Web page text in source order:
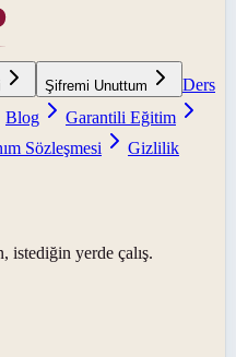
Şifremi Unuttum
Ders
Blog
Garantili Eğitim
Sözleşmesi
Gizlilik
yerde çalış.